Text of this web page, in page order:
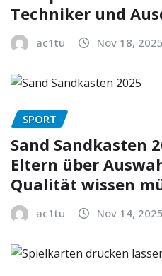
Techniker und
ac1tu Nov 18, 2025
SPORT
Sand Sandkasten
Eltern über
Qualität wissen
ac1tu Nov 14, 2025